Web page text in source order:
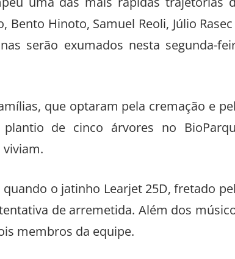
uma das mais rápidas trajetórias
Hinoto, Samuel Reoli, Júlio
serão exumados nesta segunda-
que optaram pela cremação e
de cinco árvores no
o jatinho Learjet 25D, fretado
de arremetida. Além dos
membros da equipe.